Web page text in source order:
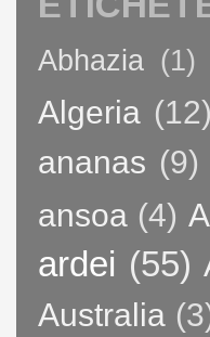
Abhazia (1)
Algeria (12)
ananas (9)
ansoa (4)
ardei (55)
Australia